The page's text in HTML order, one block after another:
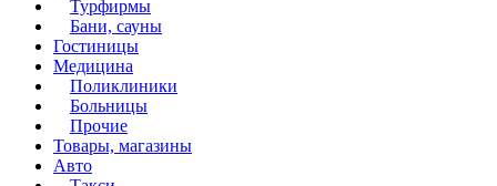
Турфирмы
Бани, сауны
Гостиницы
Медицина
Поликлиники
Больницы
Прочие
Товары, магазины
Авто